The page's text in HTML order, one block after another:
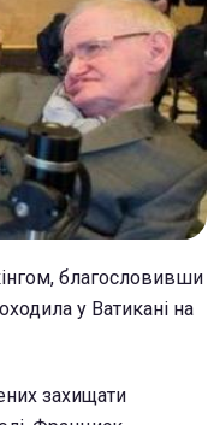
благословивши
у Ватикані на
захищати